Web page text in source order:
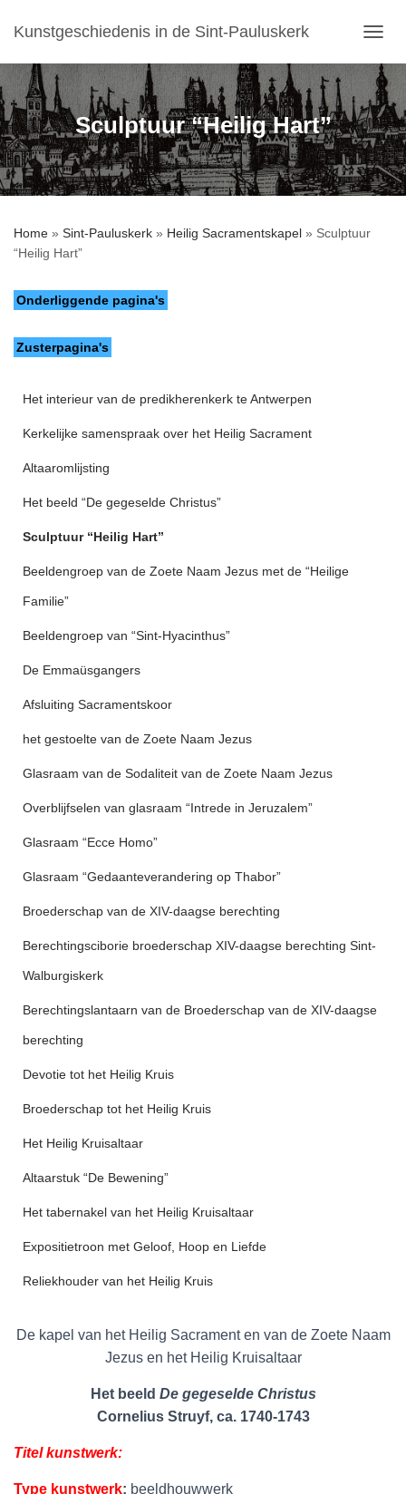
Kunstgeschiedenis in de Sint-Pauluskerk
O
G
G
L
E
N
A
V
Sculptuur “Heilig Hart”
Home » Sint-Pauluskerk » Heilig Sacramentskapel » Sculptuur
“Heilig Hart”
Onderliggende pagina's
Zusterpagina's
Het interieur van de predikherenkerk te Antwerpen
Kerkelijke samenspraak over het Heilig Sacrament
Altaaromlijsting
Het beeld “De gegeselde Christus”
Sculptuur “Heilig Hart”
Beeldengroep van de Zoete Naam Jezus met de “Heilige
Familie”
Beeldengroep van “Sint-Hyacinthus”
De Emmaüsgangers
Afsluiting Sacramentskoor
het gestoelte van de Zoete Naam Jezus
Glasraam van de Sodaliteit van de Zoete Naam Jezus
Overblijfselen van glasraam “Intrede in Jeruzalem”
Glasraam “Ecce Homo”
Glasraam “Gedaanteverandering op Thabor”
Broederschap van de XIV-daagse berechting
Berechtingsciborie broederschap XIV-daagse berechting Sint-
Walburgiskerk
Berechtingslantaarn van de Broederschap van de XIV-daagse
berechting
Devotie tot het Heilig Kruis
Broederschap tot het Heilig Kruis
Het Heilig Kruisaltaar
Altaarstuk “De Bewening”
Het tabernakel van het Heilig Kruisaltaar
Expositietroon met Geloof, Hoop en Liefde
Reliekhouder van het Heilig Kruis
De kapel van het Heilig Sacrament en van de Zoete Naam
Jezus en het Heilig Kruisaltaar
Het beeld De gegeselde Christus
Cornelius Struyf, ca. 1740-1743
Titel kunstwerk:
Type kunstwerk: beeldhouwwerk